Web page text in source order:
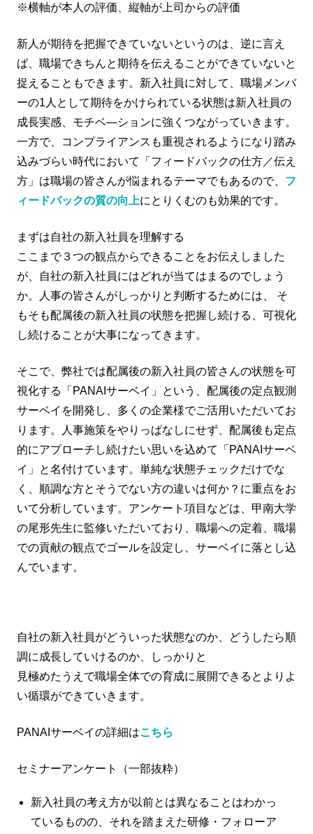
※横軸が本人の評価、縦軸が上司からの評価
新人が期待を把握できていないというのは、逆に言え
ば、職場できちんと期待を伝えることができていないと
捉えることもできます。新入社員に対して、職場メンバ
ーの1人として期待をかけられている状態は新入社員の
成長実感、モチベ―ションに強くつながっていきます。
一方で、コンプライアンスも重視されるようになり踏み
込みづらい時代において「フィードバックの仕方／伝え
方」は職場の皆さんが悩まれるテーマでもあるので、 フ
ィードバックの質の向上にとりくむのも効果的です。
まずは自社の新入社員を理解する
ここまで３つの観点からできることをお伝えしました
が、自社の新入社員にはどれが当てはまるのでしょう
か。人事の皆さんがしっかりと判断するためには、 そ
もそも配属後の新入社員の状態を把握し続ける、可視化
し続けることが大事になってきます。
そこで、弊社では配属後の新入社員の皆さんの状態を可
視化する「PANAIサーベイ」という、配属後の定点観測
サーベイを開発し、多くの企業様でご活用いただいてお
ります。人事施策をやりっぱなしにせず、配属後も定点
的にアプローチし続けたい思いを込めて「PANAIサーベ
イ」と名付けています。単純な状態チェックだけでな
く、順調な方とそうでない方の違いは何か？に重点をお
いて分析しています。アンケート項目などは、甲南大学
の尾形先生に監修いただいており、職場への定着、職場
での貢献の観点でゴールを設定し、サーベイに落とし込
んでいます。
自社の新入社員がどういった状態なのか、どうしたら順
調に成長していけるのか、しっかりと
見極めたうえで職場全体での育成に展開できるとよりよ
い循環ができていきます。
PANAIサーベイの詳細はこちら
セミナーアンケート（一部抜粋）
新入社員の考え方が以前とは異なることはわかっ
ているものの、それを踏まえた研修・フォローア